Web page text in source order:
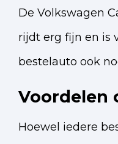
De Volkswagen
rijdt erg fijn en is
bestelauto ook
Voordelen
Hoewel iedere